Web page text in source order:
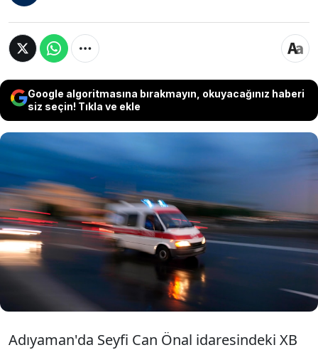
Google algoritmasına bırakmayın, okuyacağınız haberi
siz seçin! Tıkla ve ekle
Adıyaman'ın Gölbaşı ilçesinde,
TIR'la çarpışan otomobildeki 2 kişi
öldü, 3 kişi yaralandı.
Adıyaman'da Seyfi Can Önal idaresindeki XB